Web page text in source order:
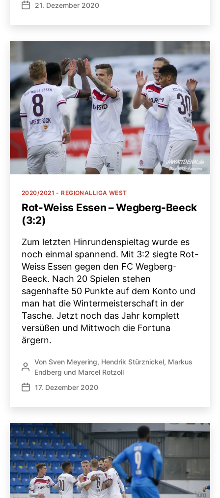
Veröffentlichungsdatum
21. Dezember 2020
Kategorien
2020/2021 - REGIONALLIGA WEST
Rot-Weiss Essen – Wegberg-Beeck
(3:2)
Zum letzten Hinrundenspieltag wurde es
noch einmal spannend. Mit 3:2 siegte Rot-
Weiss Essen gegen den FC Wegberg-
Beeck. Nach 20 Spielen stehen
sagenhafte 50 Punkte auf dem Konto und
man hat die Wintermeisterschaft in der
Tasche. Jetzt noch das Jahr komplett
versüßen und Mittwoch die Fortuna
ärgern.
Beitragsautor
Von Sven Meyering, Hendrik Stürznickel, Markus
Endberg und Marcel Rotzoll
Veröffentlichungsdatum
17. Dezember 2020